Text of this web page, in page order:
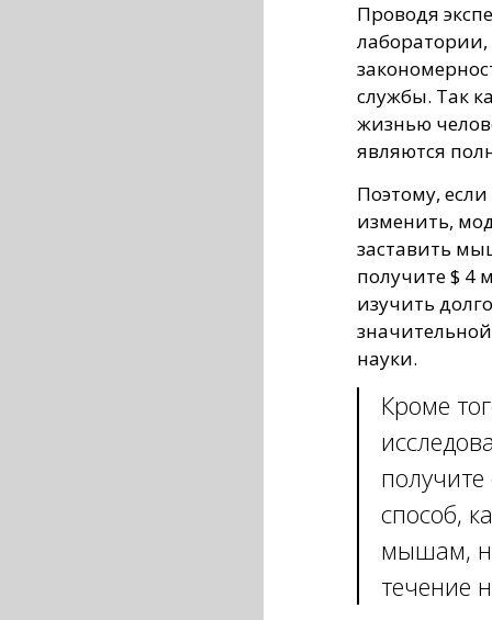
Проводя
службы. Так
жизнью
являются
Поэтому,
изменить,
заставить
получите $ 4
изучить
науки.
Кроме
способ,
мышам,
течение